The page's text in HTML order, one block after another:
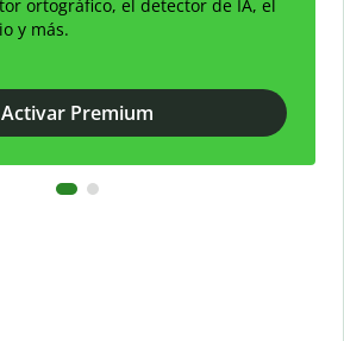
ortográfico, el detector de IA, el
y más.
Activar Premium